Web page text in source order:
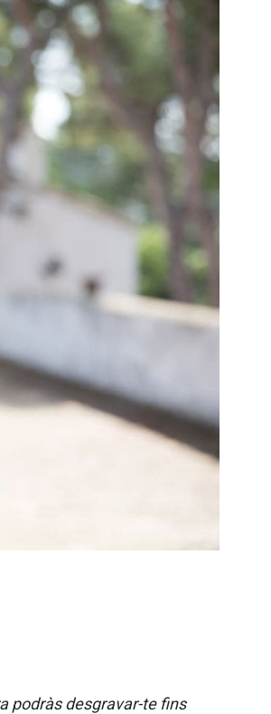
podràs desgravar-te fins